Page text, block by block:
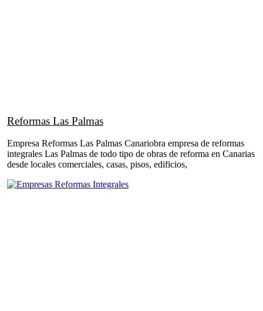
Reformas Las Palmas
Empresa Reformas Las Palmas Canariobra empresa de reformas
integrales Las Palmas de todo tipo de obras de reforma en Canarias
desde locales comerciales, casas, pisos, edificios,